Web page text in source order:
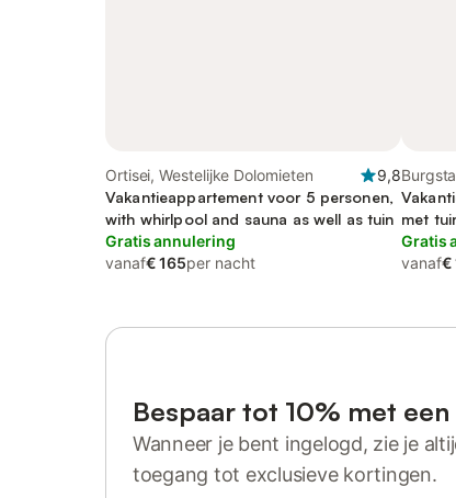
Ortisei, Westelijke Dolomieten
9,8
Vakantieappartement voor 5 personen,
with whirlpool and sauna as well as tuin
Gratis annulering
vanaf€ 165per nacht
met
Gratis
vanaf€
Bespaar tot 10% met
Wanneer je bent ingelogd, zie je
toegang tot exclusieve kortingen.